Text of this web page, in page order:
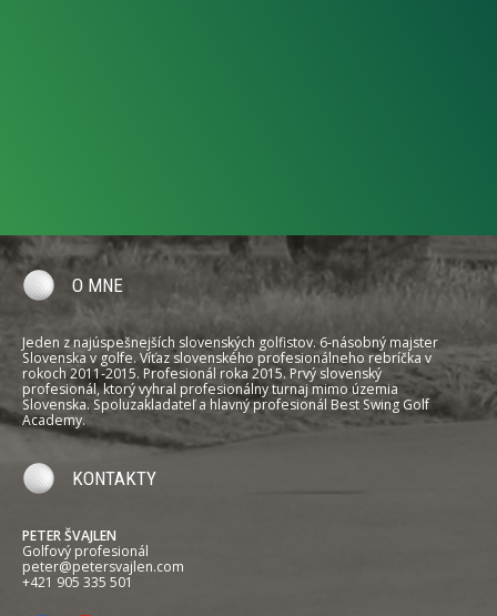
O MNE
Jeden z najúspešnejších slovenských golfistov. 6-násobný majster
Slovenska v golfe. Víťaz slovenského profesionálneho rebríčka v
rokoch 2011-2015. Profesionál roka 2015. Prvý slovenský
profesionál, ktorý vyhral profesionálny turnaj mimo územia
Slovenska. Spoluzakladateľ a hlavný profesionál Best Swing Golf
Academy.
KONTAKTY
PETER ŠVAJLEN
Golfový profesionál
peter@petersvajlen.com
+421 905 335 501